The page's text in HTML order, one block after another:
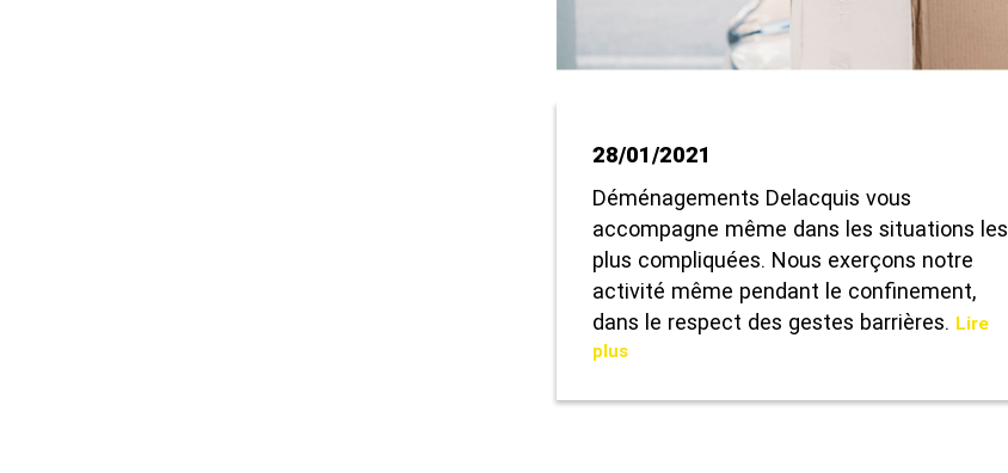
28/01/2021
Déménagements Delacquis vous
accompagne même dans les situations les
plus compliquées. Nous exerçons notre
activité même pendant le confinement,
dans le respect des gestes barrières. Lire
plus